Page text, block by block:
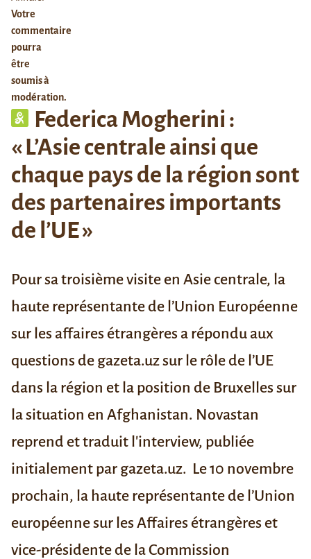
Federica Mogherini :
« L’Asie centrale ainsi que
chaque pays de la région sont
des partenaires importants
de l’UE »
Pour sa troisième visite en Asie centrale, la
haute représentante de l’Union Européenne
sur les affaires étrangères a répondu aux
questions de gazeta.uz sur le rôle de l’UE
dans la région et la position de Bruxelles sur
la situation en Afghanistan. Novastan
reprend et traduit l'interview, publiée
initialement par gazeta.uz. Le 10 novembre
prochain, la haute représentante de l’Union
européenne sur les Affaires étrangères et
vice-présidente de la Commission
Votre
commentaire
pourra
être
soumis à
modération.